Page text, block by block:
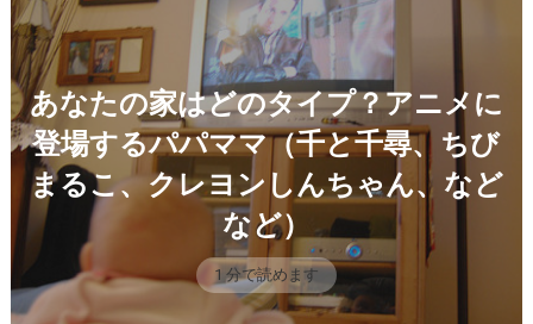
あなたの家はどのタイプ？アニメに
登場するパパママ（千と千尋、ちび
まるこ、クレヨンしんちゃん、など
など）
1 分で読めます